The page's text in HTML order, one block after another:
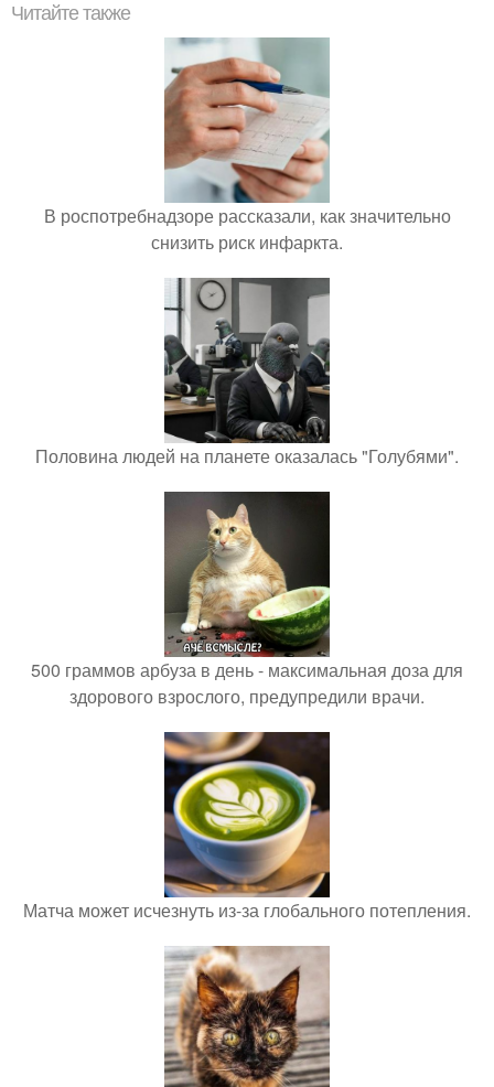
Читайте также
В роспотребнадзоре рассказали, как значительно
снизить риск инфаркта.
Половина людей на планете оказалась "Голубями".
500 граммов арбуза в день - максимальная доза для
здорового взрослого, предупредили врачи.
Матча может исчезнуть из-за глобального потепления.